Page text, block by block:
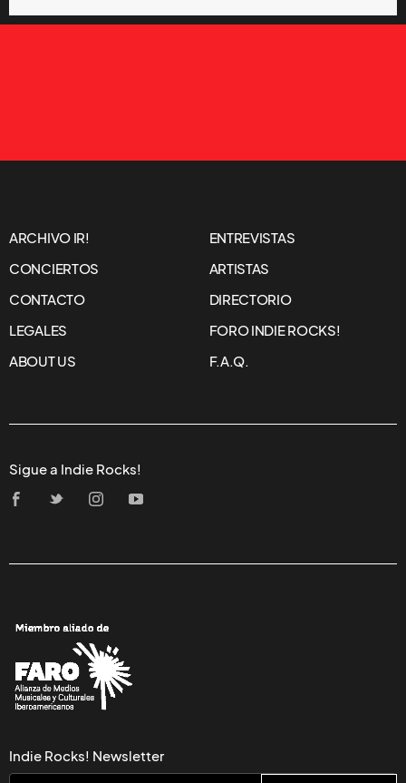
ARCHIVO IR!
ENTREVISTAS
CONCIERTOS
ARTISTAS
CONTACTO
DIRECTORIO
LEGALES
FORO INDIE ROCKS!
ABOUT US
F.A.Q.
Sigue a Indie Rocks!
Indie Rocks! Newsletter